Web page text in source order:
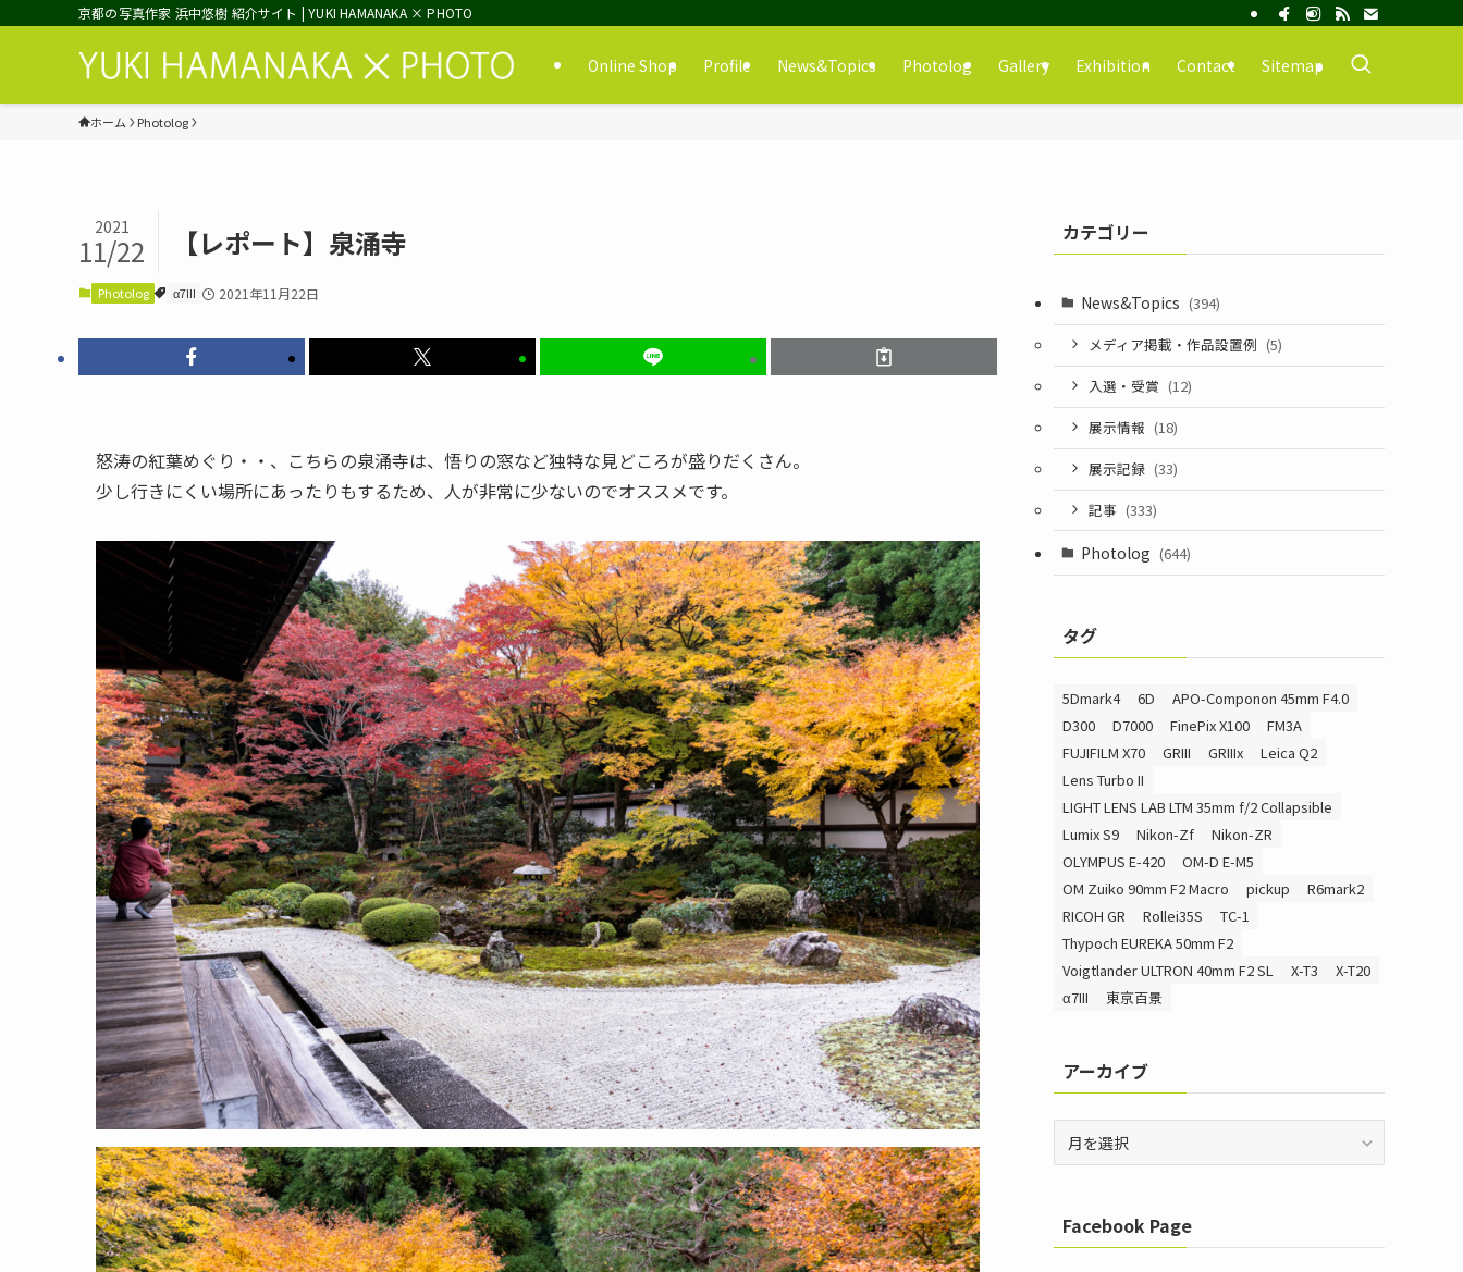
京都の写真作家 浜中悠樹 紹介サイト | YUKI HAMANAKA × PHOTO
Online Shop Profile News&Topics Photolog Gallery Exhibition Contact Sitemap
ホーム Photolog
【レポート】泉涌寺
2021
11/22
Photolog α7III 2021年11月22日
怒涛の紅葉めぐり・・、こちらの泉涌寺は、悟りの窓など独特な見どころが盛りだくさん。
少し行きにくい場所にあったりもするため、人が非常に少ないのでオススメです。
カテゴリー
News&Topics (394)
メディア掲載・作品設置例 (5)
入選・受賞 (12)
展示情報 (18)
展示記録 (33)
記事 (333)
Photolog (644)
タグ
5Dmark4 6D
APO-Componon 45mm F4.0
D300
D7000 FinePix X100
FM3A
FUJIFILM X70
GRIII GRIIIx
Leica Q2
Lens Turbo II
LIGHT LENS LAB LTM 35mm f/2 Collapsible
Lumix S9
Nikon-Zf
Nikon-ZR
OLYMPUS E-420
OM-D E-M5
OM Zuiko 90mm F2 Macro
pickup
R6mark2
RICOH GR
Rollei35S
TC-1
Thypoch EUREKA 50mm F2
Voigtlander ULTRON 40mm F2 SL
X-T3
X-T20
α7III
東京百景
アーカイブ
ブFacebook Page